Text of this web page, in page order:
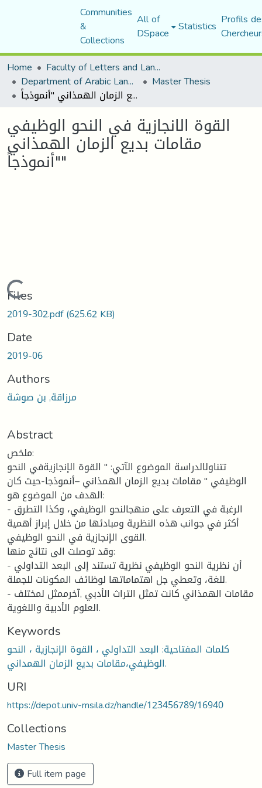
Communities
&
Collections
All of
DSpace Statistics Profils
Home
Faculty of Letters and Languages
Department of Arabic Language and Literature Master Thesis
القوة الانجازية في النحو الوظيفي مقامات بديع الزمان الهمذاني "أنموذجاً"
القوة الانجازية في النحو الوظيفي
مقامات بديع الزمان الهمذاني
"أنموذجاً"
Loading...
Files
2019-302.pdf(625.62 KB)
Date
2019-06
Authors
مرزاقة, بن صوشة
Abstract
ملخص:
تتناولالدراسة الموضوع الآتي: " القوة الإنجازيةفي النحو
الوظيفي " مقامات بديع الزمان الهمذاني –أنموذجا-حيث كان
الهدف من الموضوع هو:
- الرغبة في التعرف على منهجالنحو الوظيفي، وكذا التطرق
أكثر في جوانب هذه النظرية ومبادئها من خلال إبراز أهمية
القوى الإنجازية في النحو الوظيفي.
وقد توصلت الى نتائج منها:
- أن نظرية النحو الوظيفي نظرية تستند إلى البعد التداولي
للغة، وتعطي جل اهتماماتها لوظائف المكونات للجملة.
- مقامات الهمذاني كانت تمثل التراث الأدبي ,آخرممثل لمختلف
العلوم الأدبية واللغوية.
Keywords
كلمات المفتاحية: البعد التداولي ، القوة الإنجازية ، النحو
الوظيفي،مقامات بديع الزمان الهمداني.
URI
https://depot.univ-msila.dz/handle/123456789/16940
Collections
Master Thesis
Full item page